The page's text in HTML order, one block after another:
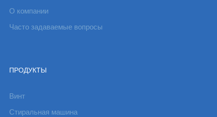
О компании
Часто задаваемые вопросы
ПРОДУКТЫ
Винт
Стиральная машина